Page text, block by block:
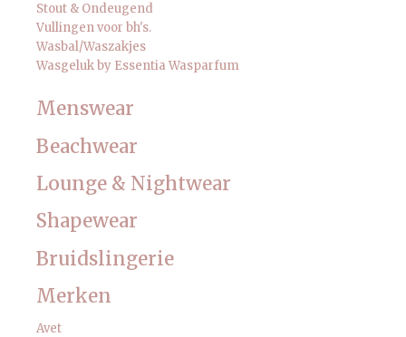
Stout & Ondeugend
Vullingen voor bh's.
Wasbal/Waszakjes
Wasgeluk by Essentia Wasparfum
Menswear
Beachwear
Lounge & Nightwear
Shapewear
Bruidslingerie
Merken
Avet